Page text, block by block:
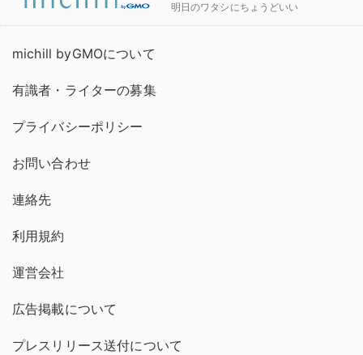
明日のワタシにちょうどいい
michill byGMOについて
有識者・ライターの募集
プライバシーポリシー
お問い合わせ
連絡先
利用規約
運営会社
広告掲載について
プレスリリース送付について